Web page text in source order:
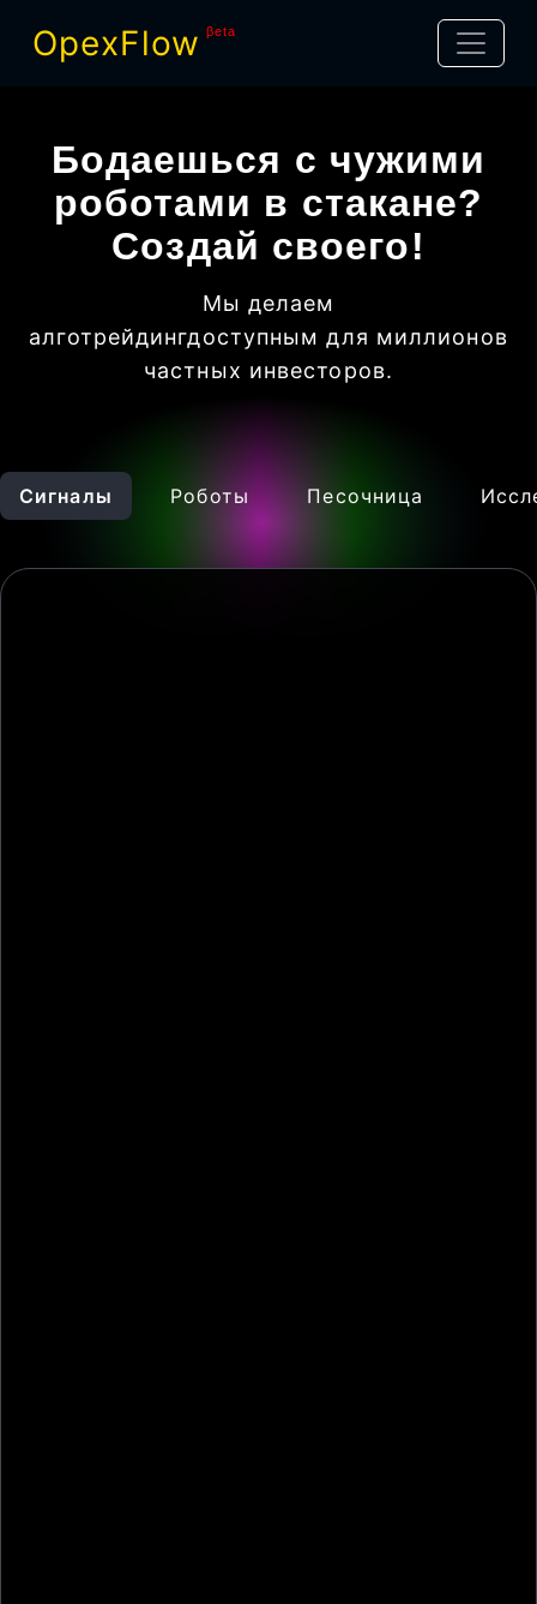
OpexFlow βeta
Бодаешься с чужими
роботами в стакане?
Создай своего!
Мы делаем
алготрейдингдоступным для миллионов
частных инвесторов.
Сигналы Роботы Песочница